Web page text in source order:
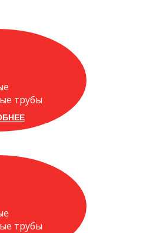
трубы
трубы